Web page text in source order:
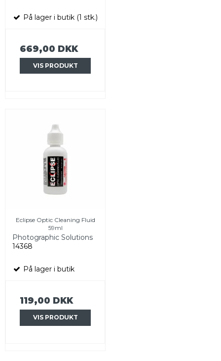
På lager i butik (1 stk.)
669,00 DKK
VIS PRODUKT
Eclipse Optic Cleaning Fluid
59ml
Photographic Solutions
14368
På lager i butik
119,00 DKK
VIS PRODUKT